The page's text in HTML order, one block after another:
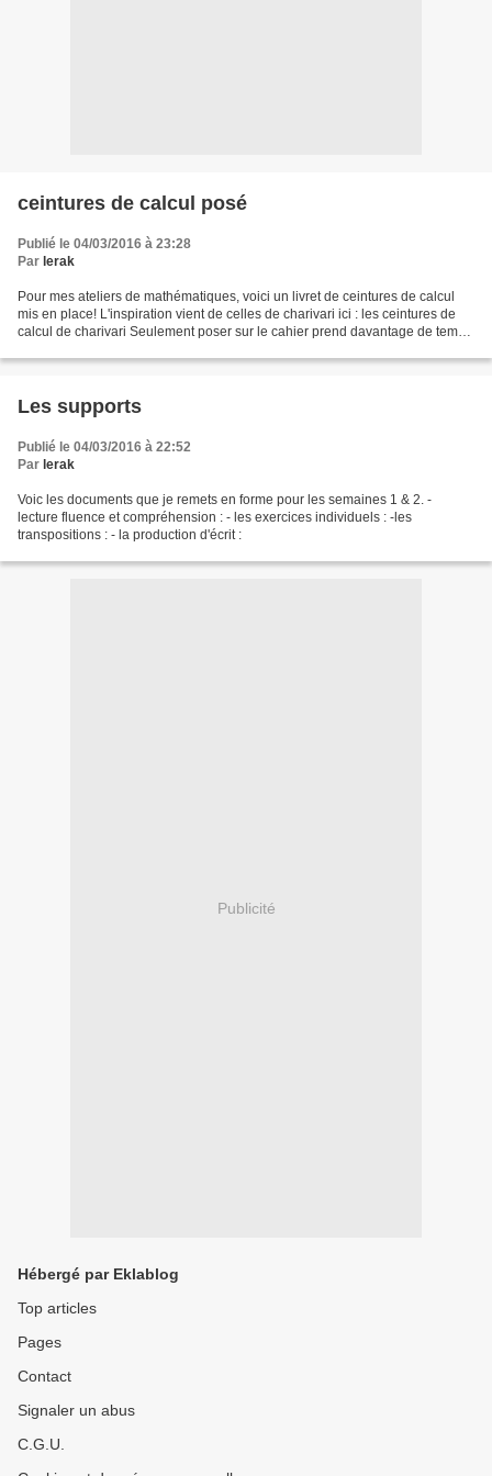
ceintures de calcul posé
Publié le 04/03/2016 à 23:28
Par lerak
Pour mes ateliers de mathématiques, voici un livret de ceintures de calcul
mis en place! L'inspiration vient de celles de charivari ici : les ceintures de
calcul de charivari Seulement poser sur le cahier prend davantage de temps
Les supports
Publié le 04/03/2016 à 22:52
Par lerak
Voic les documents que je remets en forme pour les semaines 1 & 2. -
lecture fluence et compréhension : - les exercices individuels : -les
transpositions : - la production d'écrit :
Publicité
Hébergé par Eklablog
Top articles
Pages
Contact
Signaler un abus
C.G.U.